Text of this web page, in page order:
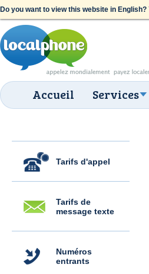
Do you want to view this website in English?
Accueil Services
Tarifs d'appel
Tarifs de
message texte
Numéros
entrants